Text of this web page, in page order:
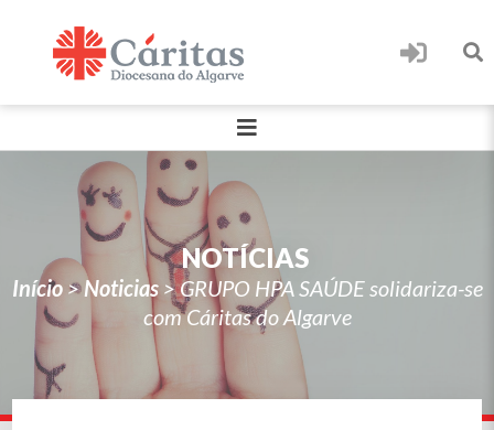
NOTÍCIAS
Início > Noticias >GRUPO HPA SAÚDE solidariza-se
com Cáritas do Algarve